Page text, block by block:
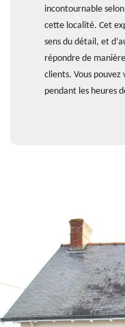
incontournable
cette localité. Cet
sens du détail, et
répondre de
clients. Vous pouvez
pendant les heures